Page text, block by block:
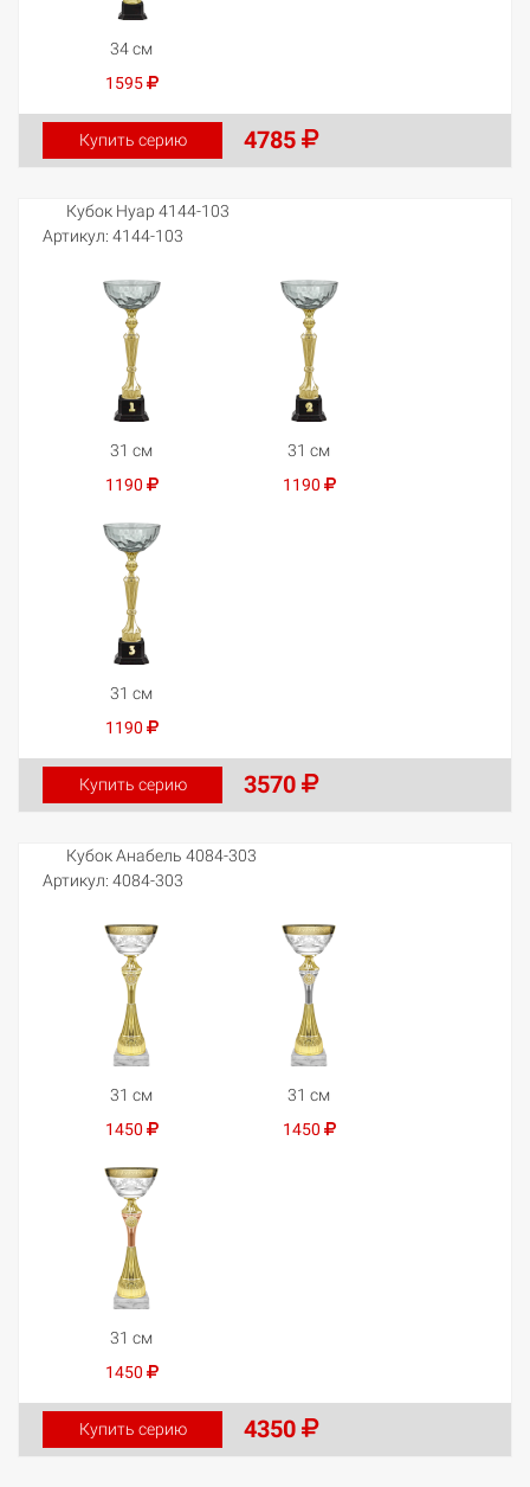
34 см
1595
Купить серию 4785
Кубок Нуар 4144-103
Артикул: 4144-103
31 см
1190
31 см
1190
31 см
1190
Купить серию 3570
Кубок Анабель 4084-303
Артикул: 4084-303
31 см
1450
31 см
1450
31 см
1450
Купить серию 4350